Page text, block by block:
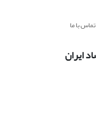
تماس با ما
ایران